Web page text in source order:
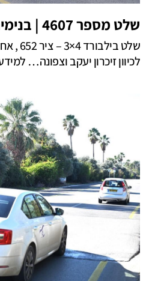
שלט מספר 4607 | בנימינה
שלט
לכיוון זיכרון יעקב וצפונה…